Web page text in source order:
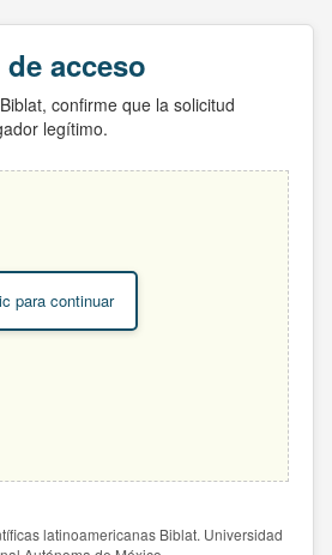
acceso
confirme que la solicitud
legítimo.
para continuar
latinoamericanas Biblat. Universidad